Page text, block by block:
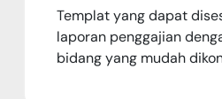
Templat yang dapat
laporan penggajian
bidang yang mudah